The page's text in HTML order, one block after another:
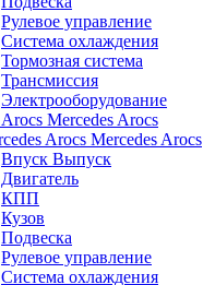
Рулевое управление
Система охлаждения
Тормозная система
Трансмиссия
Электрооборудование
Mercedes Arocs
Mercedes Arocs
Впуск Выпуск
Двигатель
КПП
Кузов
Подвеска
Рулевое управление
Система охлаждения